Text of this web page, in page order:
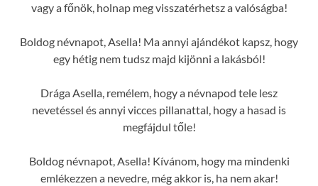
vagy a főnök, holnap meg visszatérhetsz a valóságba!
Boldog névnapot, Asella! Ma annyi ajándékot kapsz, hogy
egy hétig nem tudsz majd kijönni a lakásból!
Drága Asella, remélem, hogy a névnapod tele lesz
nevetéssel és annyi vicces pillanattal, hogy a hasad is
megfájdul tőle!
Boldog névnapot, Asella! Kívánom, hogy ma mindenki
emlékezzen a nevedre, még akkor is, ha nem akar!